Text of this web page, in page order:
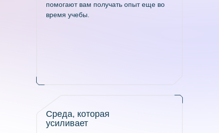
Среда, которая
усиливает
помогают вам получать опыт еще во
время учебы.
© 2025 Автономная некоммерческая
Политика конфиденциальности